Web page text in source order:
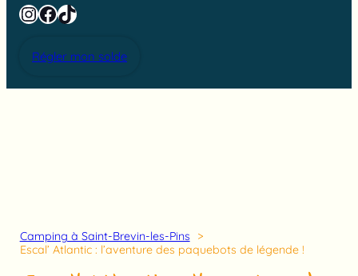
Instagram
Facebook
TikTok
Régler mon solde
Camping à Saint-Brevin-les-Pins
Escal’ Atlantic : l’aventure des paquebots de légende !